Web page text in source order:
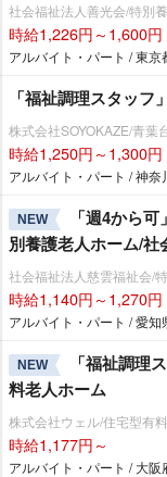
社会福祉法人善光会/特別
時給1,226円～1,600円
アルバイト・パート / 東京
「福祉調理スタッ
株式会社SOYOKAZE/青葉
時給1,250円～1,300円
アルバイト・パート / 神奈
NEW
「週4から
別養護老人ホーム/社
社会福祉法人慈雲福祉会/
時給1,140円～1,270円
アルバイト・パート / 愛知
NEW
「福祉調理
料老人ホーム
株式会社ウェル/住宅型有
時給1,177円～
アルバイト・パート / 大阪